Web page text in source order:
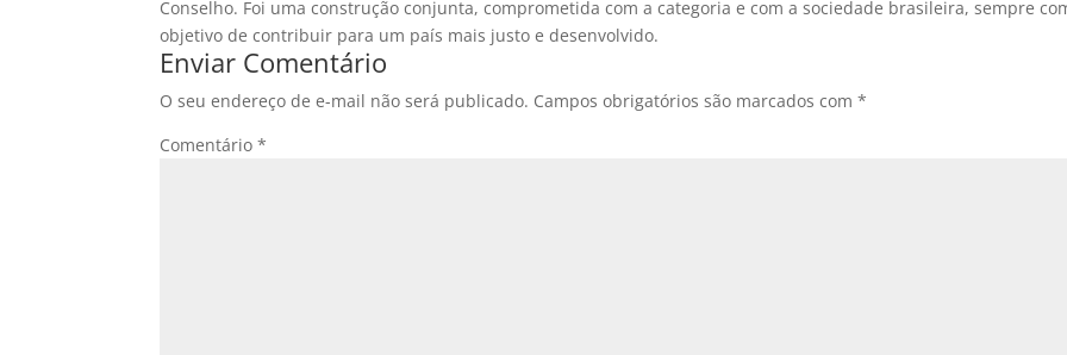
Conselho. Foi uma construção conjunta, comprometida com a categoria e com a sociedade brasileira, sempre
objetivo de contribuir para um país mais justo e desenvolvido.
Enviar Comentário
O seu endereço de e-mail não será publicado. Campos obrigatórios são marcados com*
Comentário*